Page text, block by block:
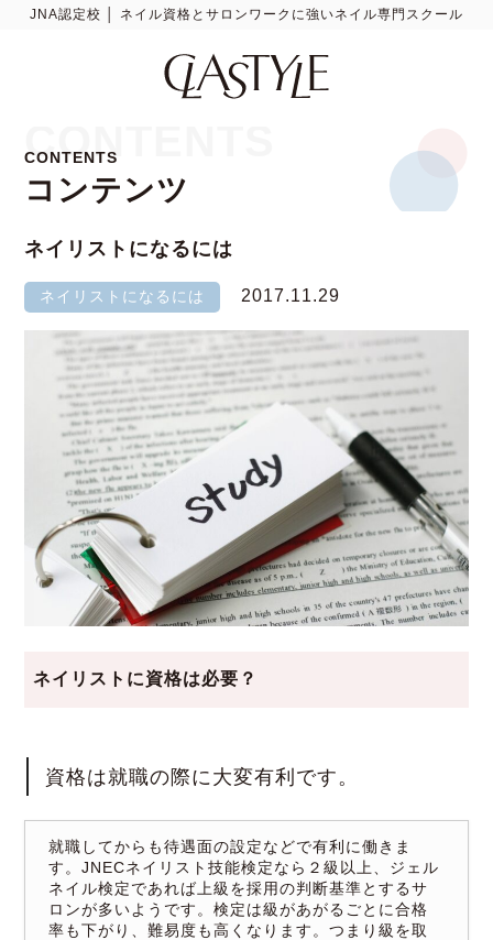
JNA認定校 │ ネイル資格とサロンワークに強いネイル専門スクール
CONTENTS
コンテンツ
CONTENTS
ネイリストになるには
ネイリストになるには 2017.11.29
ネイリストに資格は必要？
資格は就職の際に大変有利です。
就職してからも待遇面の設定などで有利に働きま
す。JNECネイリスト技能検定なら２級以上、ジェル
ネイル検定であれば上級を採用の判断基準とするサ
ロンが多いようです。検定は級があがるごとに合格
率も下がり、難易度も高くなります。つまり級を取